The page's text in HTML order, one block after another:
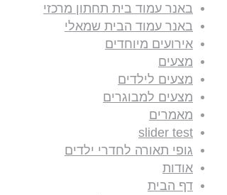
באנר עמוד בית תחתון מרכזי
באנר עמוד הבית שמאלי
אירועים מיוחדים
מצעים
מצעים לילדים
מצעים למבוגרים
מאמרים
slider test
גופי תאורה לחדרי ילדים
אודות
דף הבית